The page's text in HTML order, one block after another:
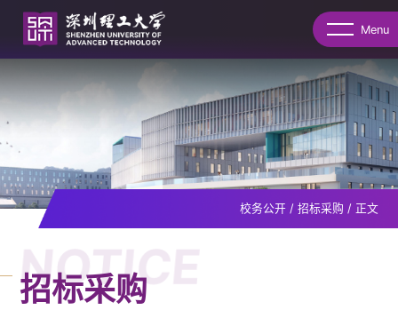
Menu
校务公开/ 招标采购 / 正文
NOTICE
招标采购